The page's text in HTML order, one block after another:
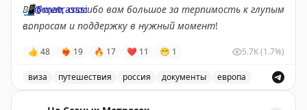
Полгода тесного общения с командой и Варданом,
решений у меня на руках. Теперь, имея в руках
желаний и достижению целей."
В общем, спасибо вам большое за терпимость к глупым
вопросам и поддержку в нужный момент!
📲@matrasssi
Stay tuned!
Подписаться на Матрассы
👍 48 ❤‍🔥 19 🔥 17 ❤ 11 😁 1 5.7K(1.7%)
виза путешествия россия документы европа